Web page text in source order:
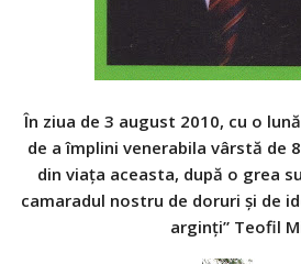
În ziua de 3 august 2010, cu o
de a împlini venerabila vârstă de
din viaţa aceasta, după o grea
camaradul nostru de doruri şi de
arginţi” Teofil